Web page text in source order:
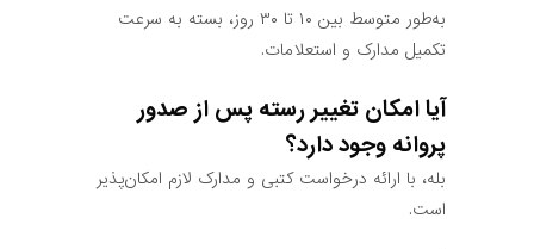
به‌طور متوسط بین ۱۰ تا ۳۰ روز، بسته به سرعت
تکمیل مدارک و استعلامات.
آیا امکان تغییر رسته پس از صدور
پروانه وجود دارد؟
بله، با ارائه درخواست کتبی و مدارک لازم امکان‌پذیر
است.